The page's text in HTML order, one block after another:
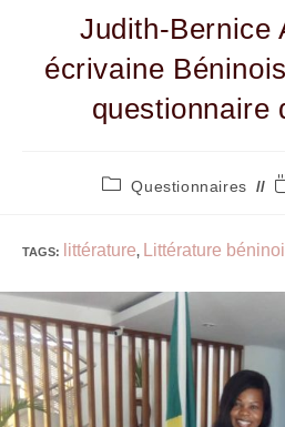
Judith-Bernice
écrivaine
questionnaire
Questionnaires
TAGS: littérature, Littérature